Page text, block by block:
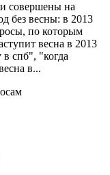
совершены на
без весны: в 2013
по которым
весна в 2013
в спб", "когда
в...